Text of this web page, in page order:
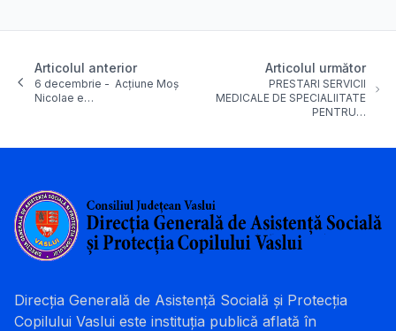
Articolul anterior
6 decembrie - Acțiune Moș
Nicolae e…
Articolul următor
PRESTARI SERVICII
MEDICALE DE SPECIALIITATE
PENTRU…
Direcția Generală de Asistență Socială și Protecția
Copilului Vaslui este instituția publică aflată în